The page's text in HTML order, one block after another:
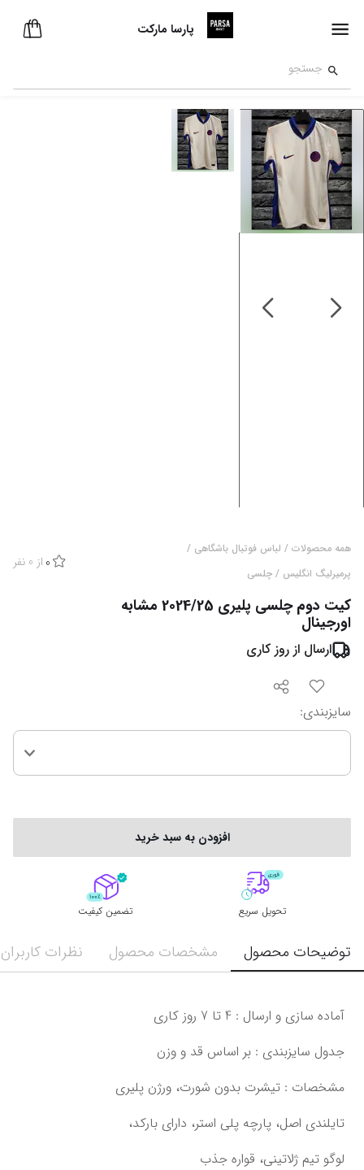
پارسا مارکت
همه محصولات / لباس فوتبال باشگاهی /
پرمیرلیگ انگلیس / چلسی
0 از 0 نفر
کیت دوم چلسی پلیری 2024/25 مشابه
اورجینال
ارسال از روز کاری
سایزبندی:
افزودن به سبد خرید
تحویل سریع تضمین کیفیت
توضیحات محصول مشخصات محصول نظرات کاربران
تایلندی اصل،‌ پارچه پلی استر، دارای بارکد،
لوگو تیم ژلاتینی،‌ قواره جذب